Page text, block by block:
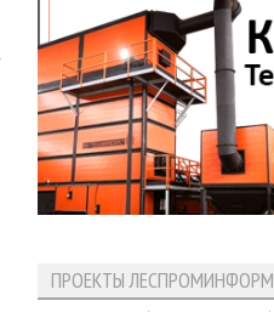
ПРОЕКТЫ ЛЕСПРОМИНФОРМ